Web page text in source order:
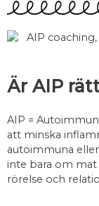
Är AIP
AIP =
att minska
autoimmuna
inte bara om mat
rörelse och